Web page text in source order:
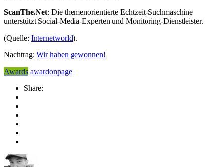
ScanThe.Net: Die themenorientierte Echtzeit-Suchmaschine
unterstützt Social-Media-Experten und Monitoring-Dienstleister.
(Quelle: Internetworld).
Nachtrag: Wir haben gewonnen!
Awards awardonpage
Share: